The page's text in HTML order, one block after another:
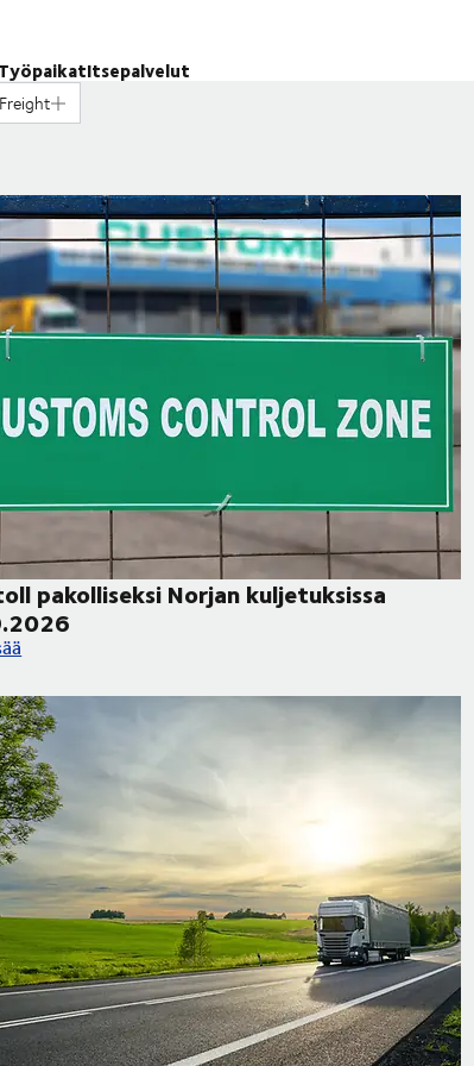
TyöpaikatItsepalvelut
pakolliseksi Norjan kuljetuksissa
pakolliseksi Norjan kuljetuksissa 15.9.2026